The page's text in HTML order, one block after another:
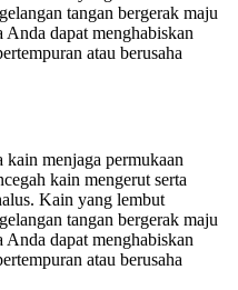
tangan bergerak maju
Anda dapat menghabiskan
atau berusaha
kain menjaga permukaan
kain mengerut serta
Kain yang lembut
tangan bergerak maju
dapat menghabiskan
atau berusaha